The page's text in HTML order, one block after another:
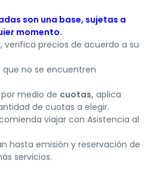
son una base, sujetas a
momento.
verifica precios de acuerdo a su
que no se encuentren
medio de cuotas, aplica
de cuotas a elegir.
viajar con Asistencia al
hasta emisión y reservación de
servicios.